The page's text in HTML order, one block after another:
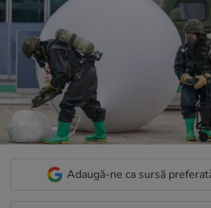
Adaugă-ne ca sursă